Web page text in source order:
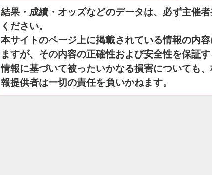
結果・成績・オッズなどのデータは、必ず主催
ください。
本サイトのページ上に掲載されている情報の内
ますが、その内容の正確性および安全性を保証
情報に基づいて被ったいかなる損害についても
報提供者は一切の責任を負いかねます。